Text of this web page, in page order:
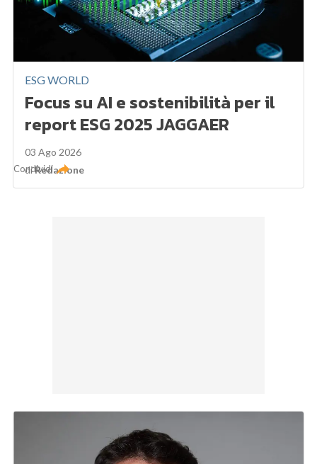
ESG WORLD
Focus su AI e sostenibilità per il
report ESG 2025 JAGGAER
03 Ago 2026
diRedazione
Condividi